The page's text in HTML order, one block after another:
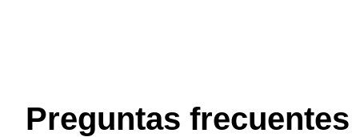
Preguntas frecuentes